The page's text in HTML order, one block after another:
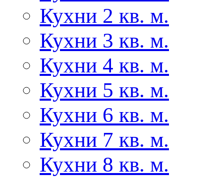
Кухни 2 кв. м.
Кухни 3 кв. м.
Кухни 4 кв. м.
Кухни 5 кв. м.
Кухни 6 кв. м.
Кухни 7 кв. м.
Кухни 8 кв. м.